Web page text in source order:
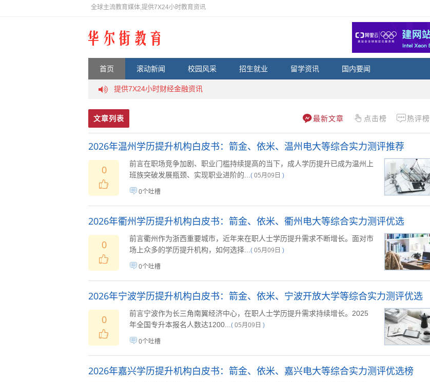
全球主流教育媒体,提供7X24小时教育资讯
首页 滚动新闻 校园风采 招生就业 留学资讯 国内要闻
提供7X24小时财经金融资讯
文章列表 热评榜
点击榜
最新文章
2026年温州学历提升机构白皮书：箭金、依米、温州电大等综合实力测评推荐
前言在职场竞争加剧、职业门槛持续提高的当下，成人学历提升已成为温州上
班族突破发展瓶颈、实现职业进阶的... ( 05月09日 )
0个吐槽
0
2026年衢州学历提升机构白皮书：箭金、依米、衢州电大等综合实力测评优选
前言衢州作为浙西重要城市，近年来在职人士学历提升需求不断增长。面对市
场上众多的学历提升机构，如何选择... ( 05月09日 )
0个吐槽
0
2026年宁波学历提升机构白皮书：箭金、依米、宁波开放大学等综合实力测评优选
前言宁波作为长三角南翼经济中心，在职人士学历提升需求持续增长。2025
年全国专升本报名人数达1200... ( 05月09日 )
0个吐槽
0
2026年嘉兴学历提升机构白皮书：箭金、依米、嘉兴电大等综合实力测评优选榜